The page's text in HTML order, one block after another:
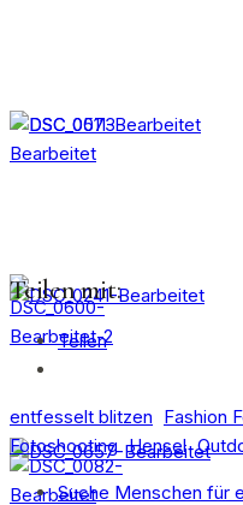
Teilen mit:
Teilen
entfesselt blitzen Fashion
Fotoshooting Hensel
Suche Menschen für